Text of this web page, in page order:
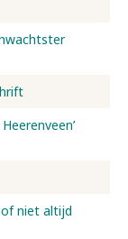
niet altijd